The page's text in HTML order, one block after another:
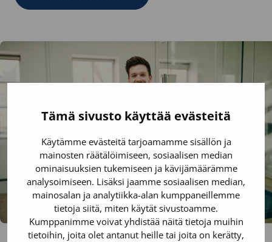
Tämä sivusto käyttää evästeitä
Käytämme evästeitä tarjoamamme sisällön ja
mainosten räätälöimiseen, sosiaalisen median
ominaisuuksien tukemiseen ja kävijämäärämme
analysoimiseen. Lisäksi jaamme sosiaalisen median,
mainosalan ja analytiikka-alan kumppaneillemme
tietoja siitä, miten käytät sivustoamme.
Kumppanimme voivat yhdistää näitä tietoja muihin
tietoihin, joita olet antanut heille tai joita on kerätty,